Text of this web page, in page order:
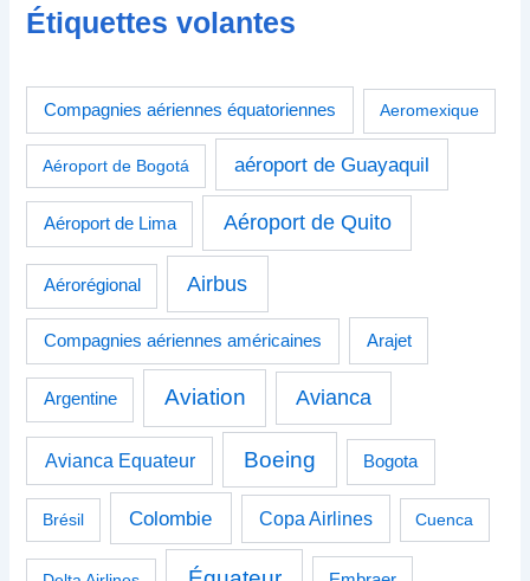
Étiquettes volantes
Compagnies aériennes équatoriennes Aeromexique
Aéroport de Bogotá aéroport de Guayaquil
Aéroport de Lima Aéroport de Quito
Aérorégional Airbus
Compagnies aériennes américaines Arajet
Argentine Aviation Avianca
Avianca Equateur Boeing Bogota
Brésil Colombie Copa Airlines Cuenca